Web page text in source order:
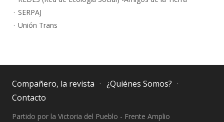
SERPAJ
Unión Trans
Compañero, la revista
¿Quiénes Somos?
Contacto
Partido por la Victoria del Pueblo - Frente Amplio